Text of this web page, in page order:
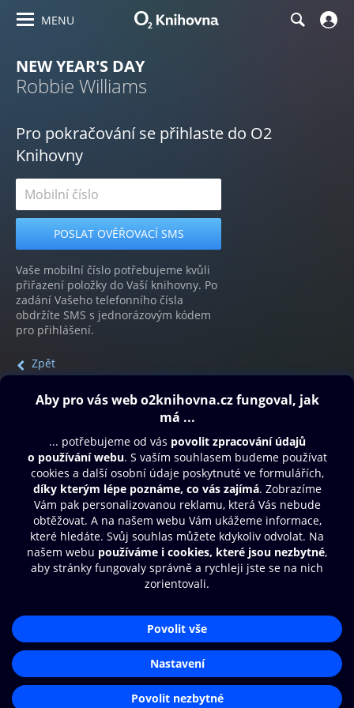
MENU
NEW YEAR'S DAY
Robbie Williams
Pro pokračování se přihlaste do O2
Knihovny
Vaše mobilní číslo potřebujeme kvůli
přiřazení položky do Vaší knihovny. Po
zadání Vašeho telefonního čísla
obdržíte SMS s jednorázovým kódem
pro přihlášení.
Zpět
Obsah ke stažení
Moje O2 Knihovna
Další zábava
© O2 Czech Republic a.s.
Přístupnost
Zásady zpracování osobních údajů
Nastavení cookies
Aplikace O2 Knihovna
Čti a poslouchej své e-knihy a
audioknihy rychleji a pohodlněji.